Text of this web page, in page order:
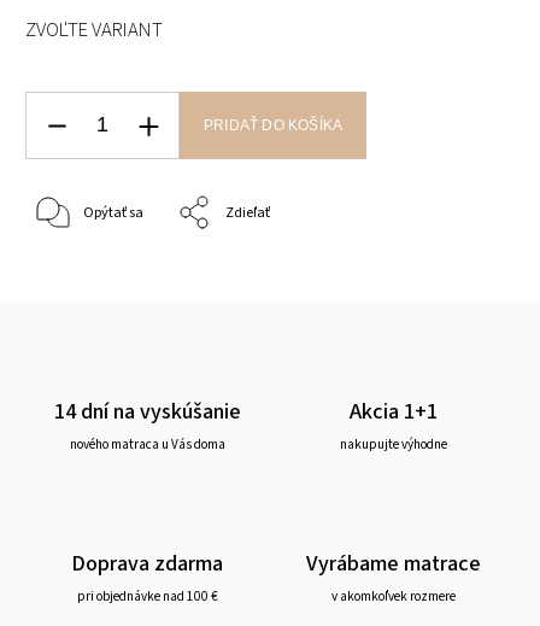
ZVOĽTE VARIANT
PRIDAŤ DO KOŠÍKA
Opýtať sa Zdieľať
14 dní na vyskúšanie
nového matraca u Vás doma
Akcia 1+1
nakupujte výhodne
Doprava zdarma
pri objednávke nad 100 €
Vyrábame matrace
v akomkoľvek rozmere